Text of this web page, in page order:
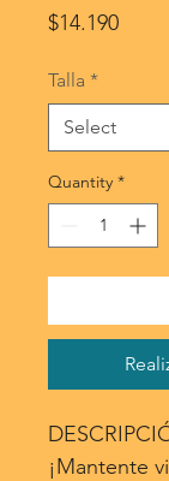
$14.190Price
Talla *
Quantity *
¡Mantente